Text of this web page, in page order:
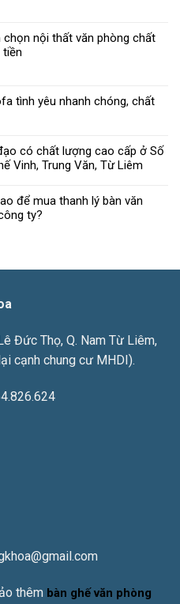
nội thất văn phòng chất
tiền
tình yêu nhanh chóng, chất
có chất lượng cao cấp ở Số
Vinh, Trung Văn, Từ Liêm
để mua thanh lý bàn văn
ty?
Đức Thọ, Q. Nam Từ Liêm,
cạnh chung cư MHDI).
thêm bàn ghế văn phòng